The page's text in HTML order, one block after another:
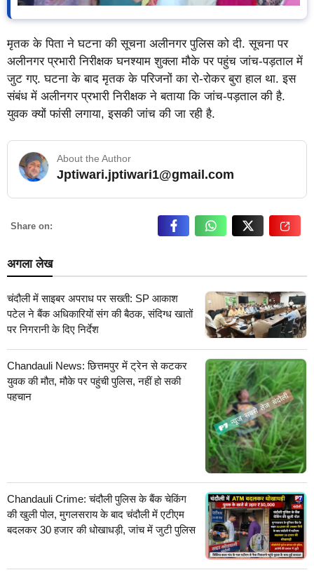
मृतक के पिता ने घटना की सूचना अलीनगर पुलिस को दी. सूचना पर
अलीनगर प्रभारी निरीक्षक घनश्याम शुक्ला मौके पर पहुंच जांच-पड़ताल में
जुट गए. घटना के बाद मृतक के परिजनों का रो-रोकर बुरा हाल था. इस
संबंध में अलीनगर प्रभारी निरीक्षक ने बताया कि जांच-पड़ताल की है.
युवक क्यों फांसी लगाया, इसकी जांच की जा रही है.
About the Author
Jptiwari.jptiwari1@gmail.com… Read More
Share on:
अगला लेख
चंदौली में साइबर अपराध पर सख्ती: SP आकाश
पटेल ने बैंक अधिकारियों संग की बैठक, संदिग्ध खातों
पर निगरानी के दिए निर्देश
Chandauli News: छित्तमपुर में ट्रेन से कटकर
युवक की मौत, मौके पर पहुंची पुलिस, नहीं हो सकी
पहचान
Chandauli Crime: चंदौली पुलिस के बैंक चेकिंग
की खुली पोल, मुगलसराय के बाद चंदौली में एटीएम
बदलकर 30 हजार की धोखाधड़ी, जांच में जुटी पुलिस